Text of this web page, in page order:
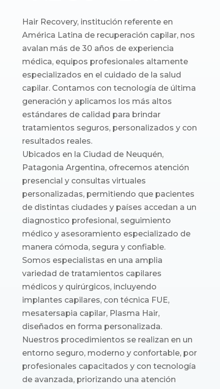
Hair Recovery, institución referente en
América Latina de recuperación capilar, nos
avalan más de 30 años de experiencia
médica, equipos profesionales altamente
especializados en el cuidado de la salud
capilar. Contamos con tecnología de última
generación y aplicamos los más altos
estándares de calidad para brindar
tratamientos seguros, personalizados y con
resultados reales.
Ubicados en la Ciudad de Neuquén,
Patagonia Argentina, ofrecemos atención
presencial y consultas virtuales
personalizadas, permitiendo que pacientes
de distintas ciudades y países accedan a un
diagnostico profesional, seguimiento
médico y asesoramiento especializado de
manera cómoda, segura y confiable.
Somos especialistas en una amplia
variedad de tratamientos capilares
médicos y quirúrgicos, incluyendo
implantes capilares, con técnica FUE,
mesatersapia capilar, Plasma Hair,
diseñados en forma personalizada.
Nuestros procedimientos se realizan en un
entorno seguro, moderno y confortable, por
profesionales capacitados y con tecnología
de avanzada, priorizando una atención